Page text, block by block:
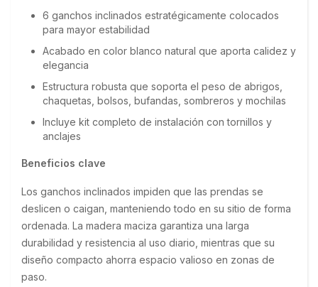
6 ganchos inclinados estratégicamente colocados
para mayor estabilidad
Acabado en color blanco natural que aporta calidez y
elegancia
Estructura robusta que soporta el peso de abrigos,
chaquetas, bolsos, bufandas, sombreros y mochilas
Incluye kit completo de instalación con tornillos y
anclajes
Beneficios clave
Los ganchos inclinados impiden que las prendas se
deslicen o caigan, manteniendo todo en su sitio de forma
ordenada. La madera maciza garantiza una larga
durabilidad y resistencia al uso diario, mientras que su
diseño compacto ahorra espacio valioso en zonas de
paso.